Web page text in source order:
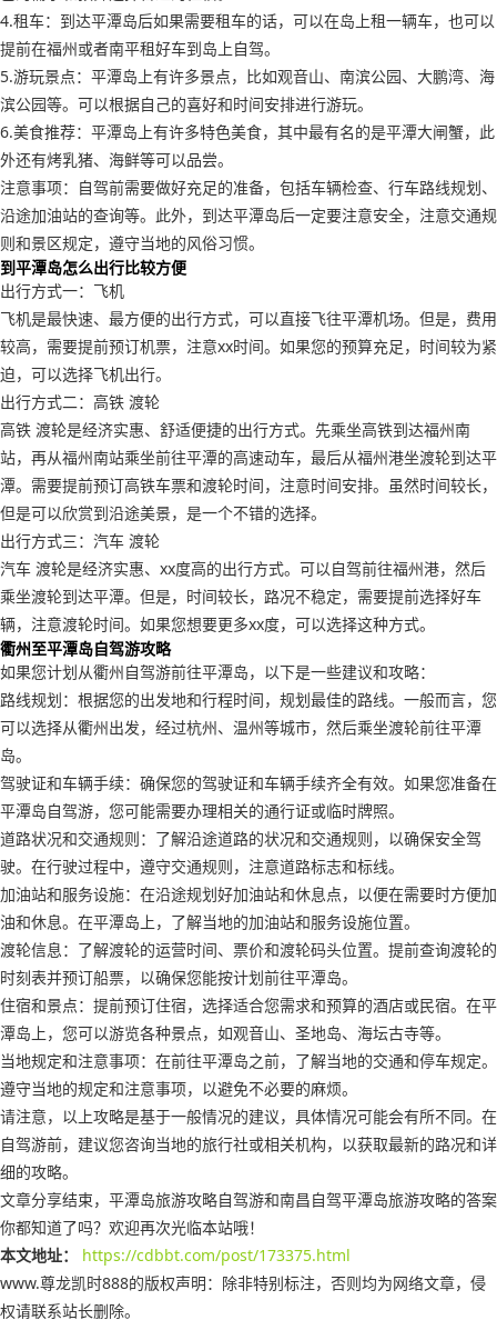
4.租车：到达平潭岛后如果需要租车的话，可以在岛上租一辆车，也可以
提前在福州或者南平租好车到岛上自驾。
5.游玩景点：平潭岛上有许多景点，比如观音山、南滨公园、大鹏湾、海
滨公园等。可以根据自己的喜好和时间安排进行游玩。
6.美食推荐：平潭岛上有许多特色美食，其中最有名的是平潭大闸蟹，此
外还有烤乳猪、海鲜等可以品尝。
注意事项：自驾前需要做好充足的准备，包括车辆检查、行车路线规划、
沿途加油站的查询等。此外，到达平潭岛后一定要注意安全，注意交通规
则和景区规定，遵守当地的风俗习惯。
到平潭岛怎么出行比较方便
出行方式一：飞机
飞机是最快速、最方便的出行方式，可以直接飞往平潭机场。但是，费用
较高，需要提前预订机票，注意xx时间。如果您的预算充足，时间较为紧
迫，可以选择飞机出行。
出行方式二：高铁 渡轮
高铁 渡轮是经济实惠、舒适便捷的出行方式。先乘坐高铁到达福州南
站，再从福州南站乘坐前往平潭的高速动车，最后从福州港坐渡轮到达平
潭。需要提前预订高铁车票和渡轮时间，注意时间安排。虽然时间较长，
但是可以欣赏到沿途美景，是一个不错的选择。
出行方式三：汽车 渡轮
汽车 渡轮是经济实惠、xx度高的出行方式。可以自驾前往福州港，然后
乘坐渡轮到达平潭。但是，时间较长，路况不稳定，需要提前选择好车
辆，注意渡轮时间。如果您想要更多xx度，可以选择这种方式。
衢州至平潭岛自驾游攻略
如果您计划从衢州自驾游前往平潭岛，以下是一些建议和攻略：
路线规划：根据您的出发地和行程时间，规划最佳的路线。一般而言，您
可以选择从衢州出发，经过杭州、温州等城市，然后乘坐渡轮前往平潭
岛。
驾驶证和车辆手续：确保您的驾驶证和车辆手续齐全有效。如果您准备在
平潭岛自驾游，您可能需要办理相关的通行证或临时牌照。
道路状况和交通规则：了解沿途道路的状况和交通规则，以确保安全驾
驶。在行驶过程中，遵守交通规则，注意道路标志和标线。
加油站和服务设施：在沿途规划好加油站和休息点，以便在需要时方便加
油和休息。在平潭岛上，了解当地的加油站和服务设施位置。
渡轮信息：了解渡轮的运营时间、票价和渡轮码头位置。提前查询渡轮的
时刻表并预订船票，以确保您能按计划前往平潭岛。
住宿和景点：提前预订住宿，选择适合您需求和预算的酒店或民宿。在平
潭岛上，您可以游览各种景点，如观音山、圣地岛、海坛古寺等。
当地规定和注意事项：在前往平潭岛之前，了解当地的交通和停车规定。
遵守当地的规定和注意事项，以避免不必要的麻烦。
请注意，以上攻略是基于一般情况的建议，具体情况可能会有所不同。在
自驾游前，建议您咨询当地的旅行社或相关机构，以获取最新的路况和详
细的攻略。
文章分享结束，平潭岛旅游攻略自驾游和南昌自驾平潭岛旅游攻略的答案
你都知道了吗？欢迎再次光临本站哦！
本文地址：
https://cdbbt.com/post/173375.html
www.尊龙凯时888的版权声明： 除非特别标注，否则均为网络文章，侵
权请联系站长删除。